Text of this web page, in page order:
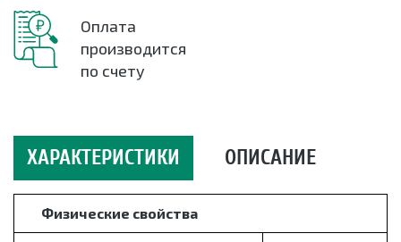
Оплата
производится
по счету
ХАРАКТЕРИСТИКИ ОПИСАНИЕ
Физические свойства